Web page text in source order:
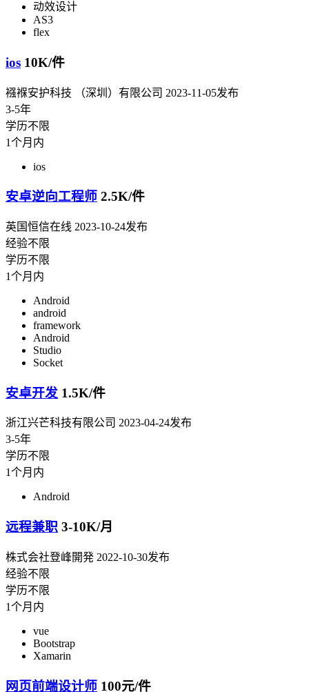
动效设计
AS3
flex
ios 10K/件
襁褓安护科技 （深圳）有限公司 2023-11-05发布
3-5年
学历不限
1个月内
ios
安卓逆向工程师 2.5K/件
英国恒信在线 2023-10-24发布
经验不限
学历不限
1个月内
Android
android
framework
Android
Studio
Socket
安卓开发 1.5K/件
浙江兴芒科技有限公司 2023-04-24发布
3-5年
学历不限
1个月内
Android
远程兼职 3-10K/月
株式会社登峰開発 2022-10-30发布
经验不限
学历不限
1个月内
vue
Bootstrap
Xamarin
网页前端设计师 100元/件